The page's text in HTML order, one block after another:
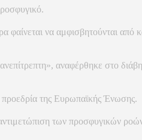
να αμφισβητούνται από
αναφέρθηκε στο
της Ευρωπαϊκής Ένωσης.
των προσφυγικών